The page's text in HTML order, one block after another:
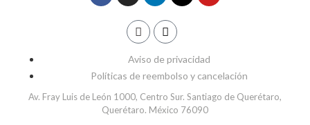
Aviso de privacidad
Políticas de reembolso y cancelación
Av. Fray Luis de León 1000, Centro Sur. Santiago de Querétaro,
Querétaro. México 76090